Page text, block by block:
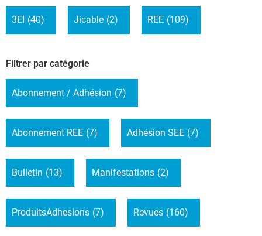
3EI (40) Jicable (2) REE (109)
Filtrer par catégorie
Abonnement / Adhésion (7)
Abonnement REE (7) Adhésion SEE (7)
Bulletin (13) Manifestations (2)
ProduitsAdhesions (7) Revues (160)